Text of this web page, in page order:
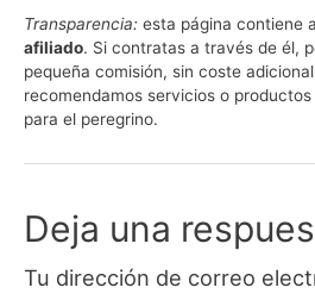
WhatsAppFacebook
X
(Twitter)
Email
Transparencia: esta página contiene
afiliado. Si contratas a través de él,
pequeña comisión, sin coste
recomendamos servicios o
para el peregrino.
Deja una
Tu dirección de correo